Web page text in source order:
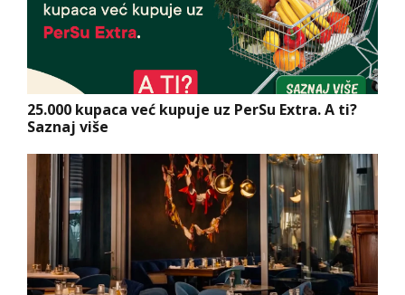
25.000 kupaca već kupuje uz PerSu Extra. A ti?
Saznaj više